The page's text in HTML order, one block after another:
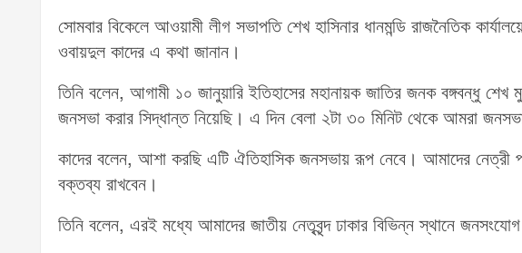
সোমবার বিকেলে আওয়ামী লীগ সভাপতি শেখ হাসিনার ধানমন্ডি রাজনৈতিক
ওবায়দুল কাদের এ কথা জানান।
তিনি বলেন, আগামী ১০ জানুয়ারি ইতিহাসের মহানায়ক জাতির জনক বঙ্গবন্ধু শেখ
জনসভা করার সিদ্ধান্ত নিয়েছি। এ দিন বেলা ২টা ৩০ মিনিট থেকে আমরা
কাদের বলেন, আশা করছি এটি ঐতিহাসিক জনসভায় রূপ নেবে। আমাদের নেত্রী
বক্তব্য রাখবেন।
তিনি বলেন, এরই মধ্যে আমাদের জাতীয় নেতৃবৃন্দ ঢাকার বিভিন্ন স্থানে